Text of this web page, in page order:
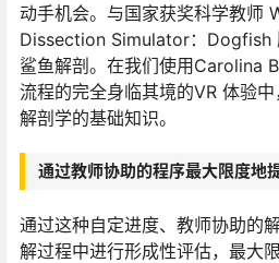
动手机会。与国家获奖科学教师
Dissection Simulator：Dogfish
鲨鱼解剖。在我们使用Carolina
流程的完全身临其境的VR 体验
解剖学的基础知识。
通过教师协助的程序最大限度地
通过这种自定进度、教师协助的
解过程中进行形成性评估，最大